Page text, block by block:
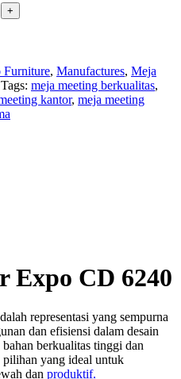
Furniture, Manufactures, Meja
Tags: meja meeting berkualitas,
kantor, meja meeting
Expo CD 6240
representasi yang sempurna
dan efisiensi dalam desain
berkualitas tinggi dan
pilihan yang ideal untuk
dan produktif.